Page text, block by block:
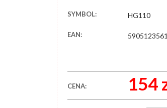
SYMBOL: HG110
EAN:
CENA: 154